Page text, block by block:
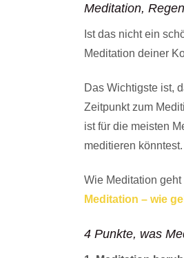
Meditation,
Ist das nicht ein
Meditation deiner
Das Wichtigste ist,
Zeitpunkt zum
ist für die meisten
meditieren
Wie Meditation
Meditation – wie
4 Punkte, was